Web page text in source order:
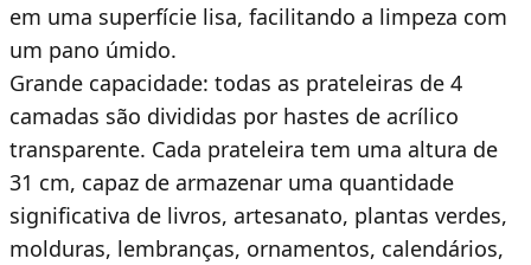
em uma superfície lisa, facilitando a limpeza com
um pano úmido.
Grande capacidade: todas as prateleiras de 4
camadas são divididas por hastes de acrílico
transparente. Cada prateleira tem uma altura de
31 cm, capaz de armazenar uma quantidade
significativa de livros, artesanato, plantas verdes,
molduras, lembranças, ornamentos, calendários,